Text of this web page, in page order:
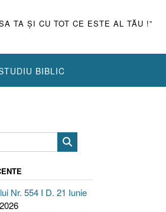
TA ŞI CU TOT CE ESTE AL TĂU !”
BIBLIC
Nr. 554 I D. 21 Iunie